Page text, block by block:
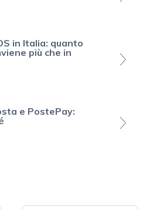
in Italia: quanto
più che in
e PostePay: